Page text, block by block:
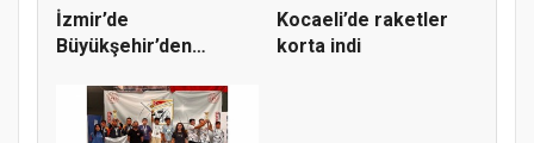
İzmir’de
Büyükşehir’den
deneyim...
Kocaeli’de raketler
korta indi